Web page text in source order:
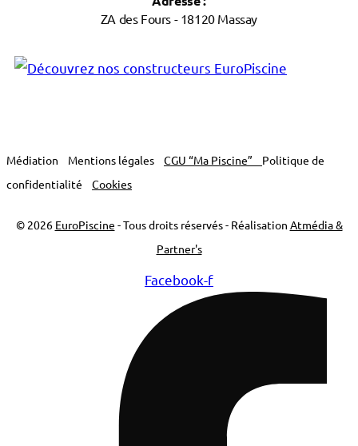
ZA des Fours - 18120 Massay
Médiation Mentions légales CGU “Ma Piscine” Politique de
confidentialité
Cookies
© 2026 EuroPiscine - Tous droits réservés - Réalisation Atmédia &
Partner's
Facebook-f